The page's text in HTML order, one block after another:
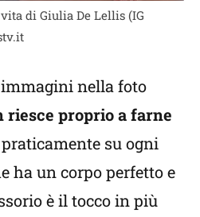
di Giulia De Lellis (IG
nella foto
riesce proprio a farne
su ogni
ha un corpo perfetto e
è il tocco in più